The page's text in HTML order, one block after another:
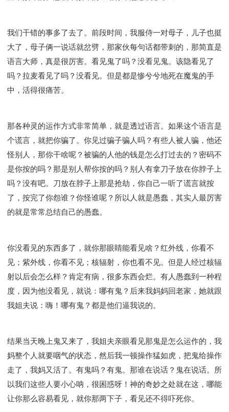
研习会02 - 医治释放
研习会02 - 如何查圣经
研习会02 - 得着命定成为祝福
研习会02 - 得胜教会的启示
研习会02 - 教会的牧养
研习会03 - 医治释放特会
研习会03 - 成为门徒特会
我们干错的事多了去了。前段时间，我服侍一对母子，儿子也挺
大了，母子俩一说话就岔劈，那家伙每句话都带刺的，那简直是
语言大师，真是很厉害。看见鬼了吗？没看见鬼。该隐看见了
吗？拉麦看见了吗？没看见。但是都是惨兮兮地死在魔鬼的手
中，活得很痛苦。
那各种灵的运作方式非常简单，就是透过语言。如果这个语言是
个谎言，就把你骗了。你见过骗子骗人吗？有些人被人骗，他还
怪别人，那你干啥呢？被骗的人他的钱是怎么打过去的？密码不
是你按的吗？那是别人帮你按的吗？别人有拿刀子放在你脖子上
吗？没有吧。刀放在脖子上那是抢劫，你自己一听了谎言就按
了，按完了你怨谁？你怪谁呢？所以人就是愚蠢，其实人最厉害
的就是常常总结自己的愚蠢。
你没看见的东西多了，就你那眼睛能看见啥？红外线，你看不
见；紫外线，你看不见；核辐射，你也看不见。但是人经过核辐
射以后会怎么样？肯定有病，很多东西会烂。有人愚蠢到一种程
度，因为他没看见，就说：哪有鬼？后来我妈妈回老家，她就跟
我姐夫说：嗨！哪有鬼？都是他们逼我说的。
结果当天晚上鬼又来了，我姐夫亲眼看见那鬼是怎么运作的，我
妈整个人就要咽气的状态，然后我一顿操作猛如虎，把鬼给操作
走了，我妈又活了。有鬼吗？有鬼。那谁在说话？鬼在说话。所
以我们这些人要小心呐，很困惑呀！神的奇妙之处就在这，哪能
让你那么容易看见，就你那两下子，看见还不得吓死你。